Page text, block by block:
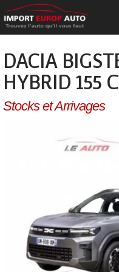
DACIA
HYBRID 155
Stocks et Arrivages